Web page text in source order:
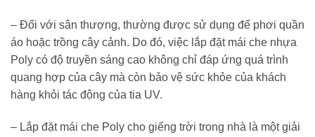
– Đối với sân thượng, thường được sử dụng để phơi quần
áo hoặc trồng cây cảnh. Do đó, việc lắp đặt mái che nhựa
Poly có độ truyền sáng cao không chỉ đáp ứng quá trình
quang hợp của cây mà còn bảo vệ sức khỏe của khách
hàng khỏi tác động của tia UV.
– Lắp đặt mái che Poly cho giếng trời trong nhà là một giải